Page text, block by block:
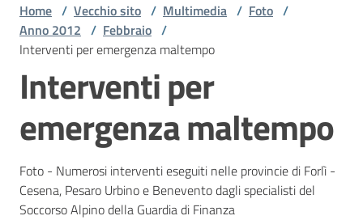
Home / Vecchio sito / Multimedia / Foto /
Anno 2012 / Febbraio /
Interventi per emergenza maltempo
Interventi per
emergenza maltempo
Foto - Numerosi interventi eseguiti nelle provincie di Forlì -
Cesena, Pesaro Urbino e Benevento dagli specialisti del
Soccorso Alpino della Guardia di Finanza